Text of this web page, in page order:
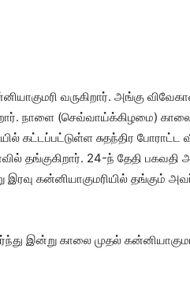
வருகிறார். அங்கு
நாளை (செவ்வாய்க்கிழமை)
கட்டப்பட்டுள்ள சுதந்திர போராட்ட
தங்குகிறார். 24-ந் தேதி
கன்னியாகுமரியில் தங்கும்
இன்று காலை முதல்